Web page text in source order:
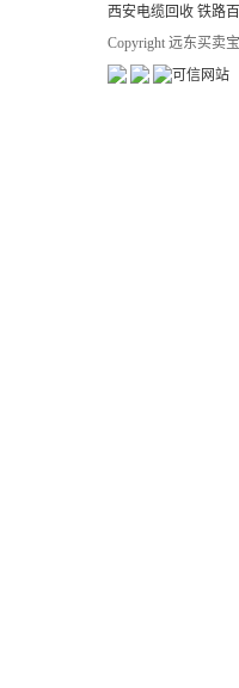
西安电缆回收 铁路
Copyright 远东买卖